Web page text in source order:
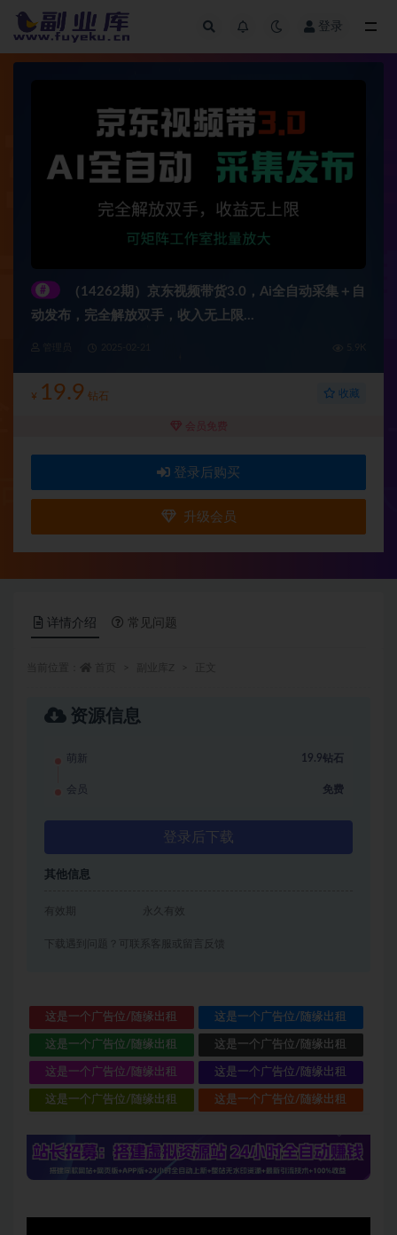
登录
#
（14262期）京东视频带货3.0，Ai全自动采集＋自
动发布，完全解放双手，收入无上限…
¥ 19.9 钻石 收藏
会员免费
登录后购买
升级会员
详情介绍 常见问题
资源信息
萌新 19.9钻石
会员 免费
登录后下载
其他信息
有效期 永久有效
下载遇到问题？可联系客服或留言反馈
这是一个广告位/随缘出租 这是一个广告位/随缘出租
这是一个广告位/随缘出租 这是一个广告位/随缘出租
这是一个广告位/随缘出租 这是一个广告位/随缘出租
这是一个广告位/随缘出租 这是一个广告位/随缘出租